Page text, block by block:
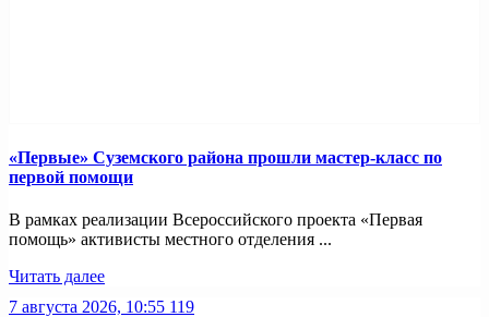
«Первые» Суземского района прошли мастер-класс по
первой помощи
В рамках реализации Всероссийского проекта «Первая
помощь» активисты местного отделения ...
Читать далее
7 августа 2026, 10:55 119